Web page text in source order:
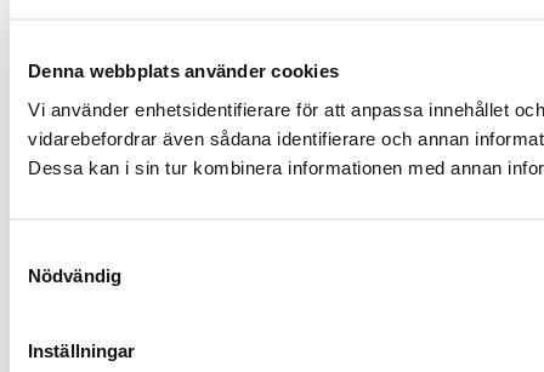
Denna webbplats använder cookies
Vi använder enhetsidentifierare för att anpassa innehållet
vidarebefordrar även sådana identifierare och annan
Dessa kan i sin tur kombinera informationen med annan
Nödvändig
Inställningar